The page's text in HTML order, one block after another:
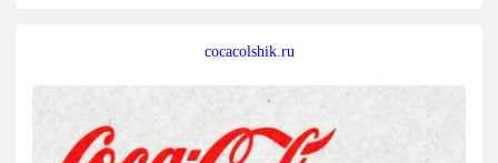
cocacolshik.ru